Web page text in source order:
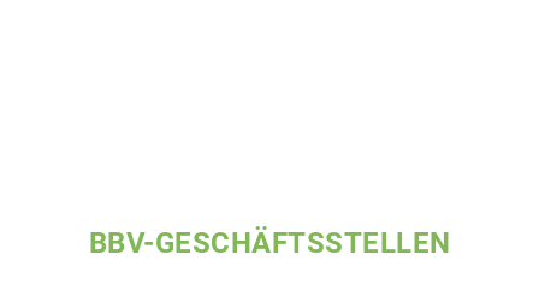
BBV-GESCHÄFTSSTELLEN